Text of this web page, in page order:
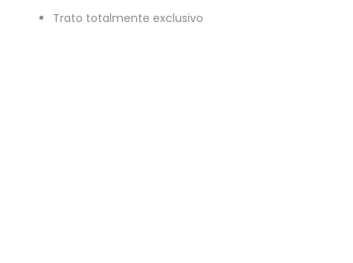
Trato totalmente exclusivo